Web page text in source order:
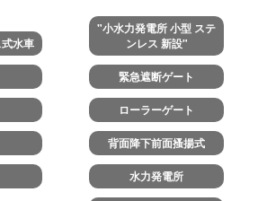
水車
"小水力発電所 小型 ステ
ンレス 新設"
緊急遮断ゲート
ローラーゲート
背面降下前面搔揚式
水力発電所